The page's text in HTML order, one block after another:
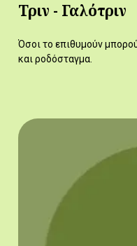
Τριν - Γαλότριν
Όσοι το επιθυμούν
και ροδόσταγμα.